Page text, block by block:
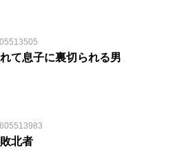
て息子に裏切られる男
北者